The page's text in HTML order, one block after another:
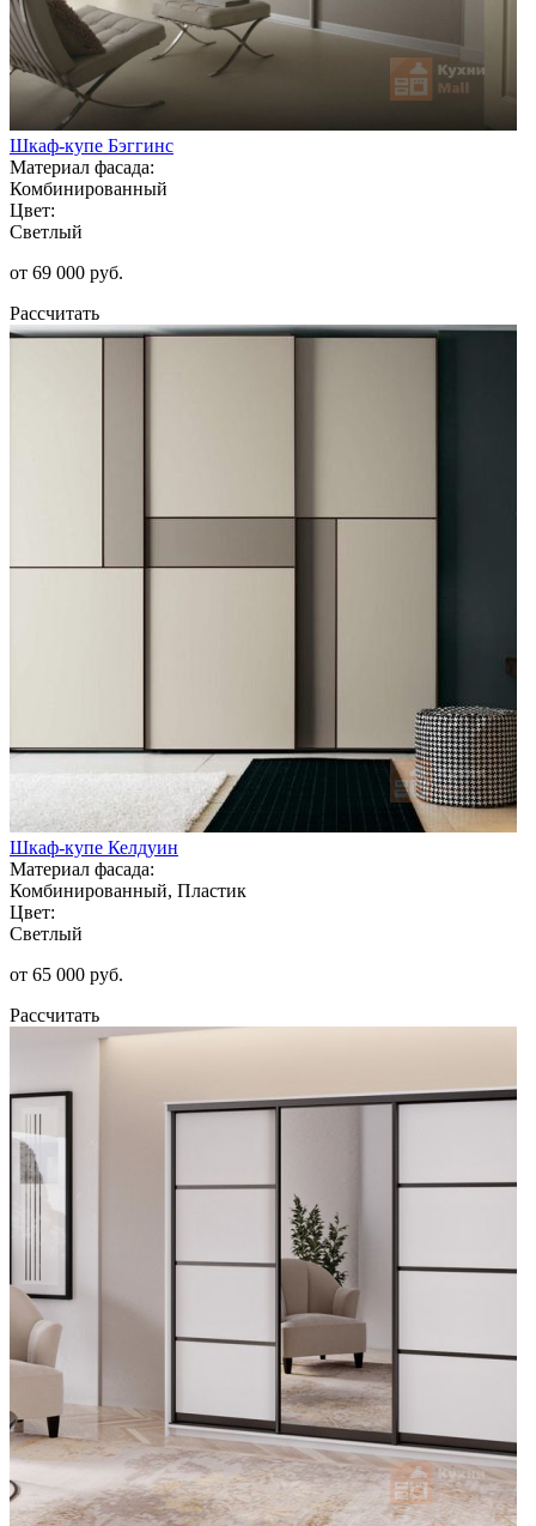
Шкаф-купе Бэггинс
Материал фасада:
Комбинированный
Цвет:
Светлый
от 69 000 руб.
Рассчитать
Шкаф-купе Келдуин
Материал фасада:
Комбинированный, Пластик
Цвет:
Светлый
от 65 000 руб.
Рассчитать